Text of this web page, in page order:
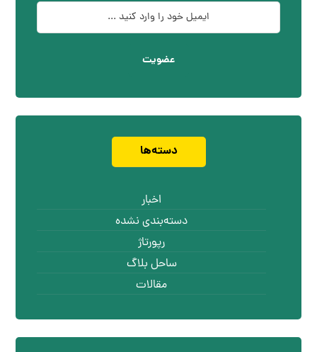
عضویت
دسته‌ها
اخبار
دسته‌بندی نشده
رپورتاژ
ساحل بلاگ
مقالات